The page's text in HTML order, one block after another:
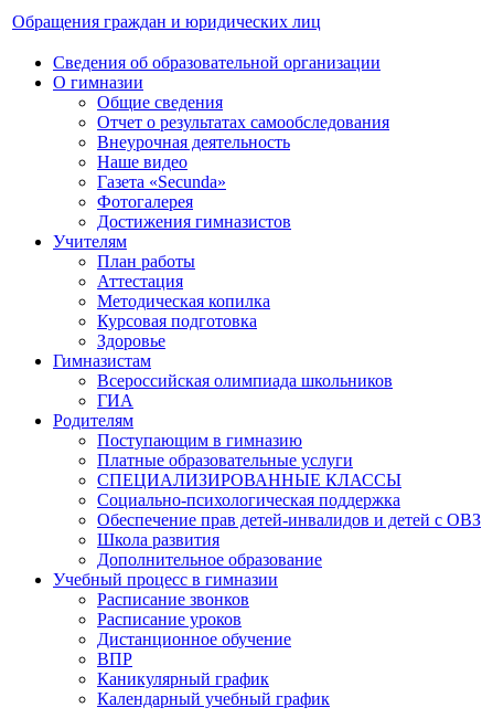
Обращения граждан и юридических лиц
Сведения об образовательной организации
О гимназии
Общие сведения
Отчет о результатах самообследования
Внеурочная деятельность
Наше видео
Газета «Secunda»
Фотогалерея
Достижения гимназистов
Учителям
План работы
Аттестация
Методическая копилка
Курсовая подготовка
Здоровье
Гимназистам
Всероссийская олимпиада школьников
ГИА
Родителям
Поступающим в гимназию
Платные образовательные услуги
СПЕЦИАЛИЗИРОВАННЫЕ КЛАССЫ
Социально-психологическая поддержка
Обеспечение прав детей-инвалидов и детей с ОВЗ
Школа развития
Дополнительное образование
Учебный процесс в гимназии
Расписание звонков
Расписание уроков
Дистанционное обучение
ВПР
Каникулярный график
Календарный учебный график